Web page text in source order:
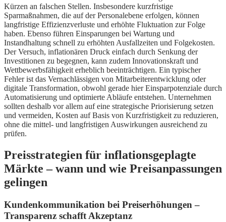
Kürzen an falschen Stellen. Insbesondere kurzfristige
Sparmaßnahmen, die auf der Personalebene erfolgen, können
langfristige Effizienzverluste und erhöhte Fluktuation zur Folge
haben. Ebenso führen Einsparungen bei Wartung und
Instandhaltung schnell zu erhöhten Ausfallzeiten und Folgekosten.
Der Versuch, inflationären Druck einfach durch Senkung der
Investitionen zu begegnen, kann zudem Innovationskraft und
Wettbewerbsfähigkeit erheblich beeinträchtigen. Ein typischer
Fehler ist das Vernachlässigen von Mitarbeiterentwicklung oder
digitale Transformation, obwohl gerade hier Einsparpotenziale durch
Automatisierung und optimierte Abläufe entstehen. Unternehmen
sollten deshalb vor allem auf eine strategische Priorisierung setzen
und vermeiden, Kosten auf Basis von Kurzfristigkeit zu reduzieren,
ohne die mittel- und langfristigen Auswirkungen ausreichend zu
prüfen.
Preisstrategien für inflationsgeplagte
Märkte – wann und wie Preisanpassungen
gelingen
Kundenkommunikation bei Preiserhöhungen –
Transparenz schafft Akzeptanz